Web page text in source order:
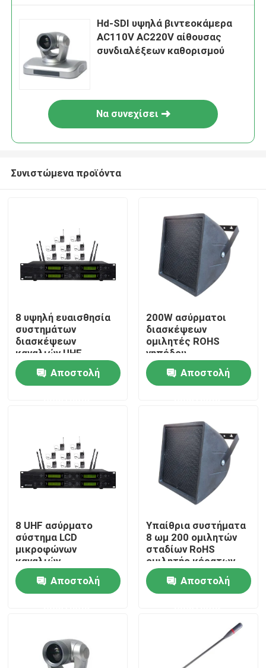
Σπίτι
Προϊόντα
Περίπου εμείς
Γύρος εργοστασίων
Μας ελάτε σε επαφή με
Ειδήσεις
Ενισχυτής συστημάτων PA
Hd-SDI υψηλά βιντεοκάμερα
AC110V AC220V αίθουσας
συνδιαλέξεων καθορισμού
Να συνεχίσει
Συνιστώμενα προϊόντα
8 υψηλή ευαισθησία
συστημάτων
διασκέψεων
καναλιών UHF
ασύρματη ανθεκτική
Αποστολή
200W ασύρματοι
διασκέψεων
ομιλητές ROHS
γηπέδου
ποδοσφαίρου
συστημάτων
στεγανοί υπαίθριοι
Αποστολή
8 UHF ασύρματο
σύστημα LCD
μικροφώνων
καναλιών
Αποστολή
Υπαίθρια συστήματα
8 ωμ 200 ομιλητών
σταδίων RoHS
ομιλητής κέρατων
Watt PA
Αποστολή